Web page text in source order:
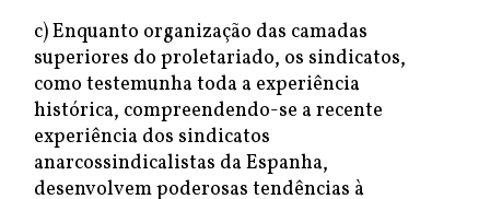
c) Enquanto organização das camadas
superiores do proletariado, os sindicatos,
como testemunha toda a experiência
histórica, compreendendo-se a recente
experiência dos sindicatos
anarcossindicalistas da Espanha,
desenvolvem poderosas tendências à